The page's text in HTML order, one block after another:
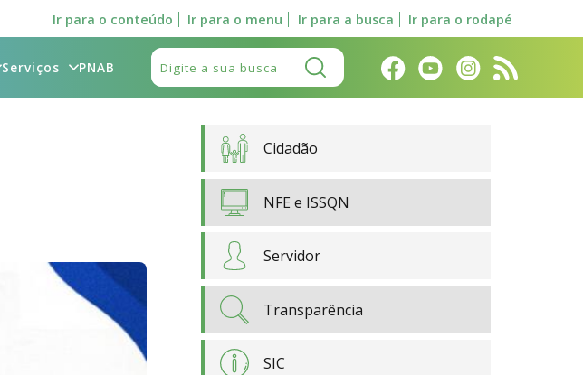
Ir para o conteúdo Ir para o menu Ir para a busca Ir para o rodapé
Serviços PNAB Pesquisar:
Cidadão
NFE e ISSQN
Servidor
Transparência
SIC